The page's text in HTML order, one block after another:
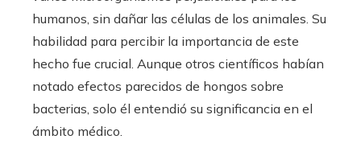
humanos, sin dañar las células de los animales. Su
habilidad para percibir la importancia de este
hecho fue crucial. Aunque otros científicos habían
notado efectos parecidos de hongos sobre
bacterias, solo él entendió su significancia en el
ámbito médico.